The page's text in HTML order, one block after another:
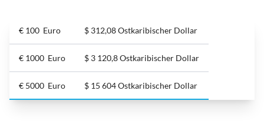
€ 100 Euro $ 312,08 Ostkaribischer Dollar
€ 1000 Euro $ 3 120,8 Ostkaribischer Dollar
€ 5000 Euro $ 15 604 Ostkaribischer Dollar